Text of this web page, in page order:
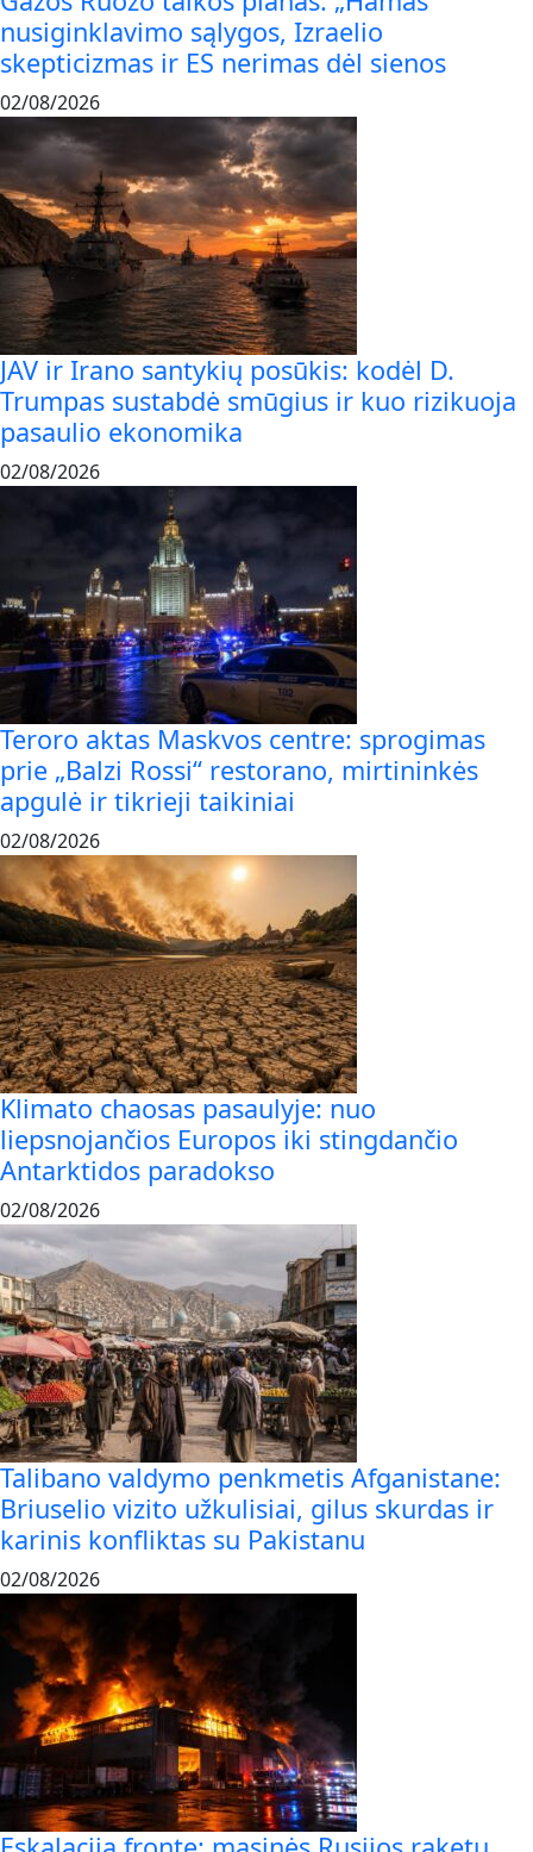
nusiginklavimo sąlygos, Izraelio
skepticizmas ir ES nerimas dėl sienos
02/08/2026
JAV ir Irano santykių posūkis: kodėl D.
Trumpas sustabdė smūgius ir kuo rizikuoja
pasaulio ekonomika
02/08/2026
Teroro aktas Maskvos centre: sprogimas
prie „Balzi Rossi“ restorano, mirtininkės
apgulė ir tikrieji taikiniai
02/08/2026
Klimato chaosas pasaulyje: nuo
liepsnojančios Europos iki stingdančio
Antarktidos paradokso
02/08/2026
Talibano valdymo penkmetis Afganistane:
Briuselio vizito užkulisiai, gilus skurdas ir
karinis konfliktas su Pakistanu
02/08/2026